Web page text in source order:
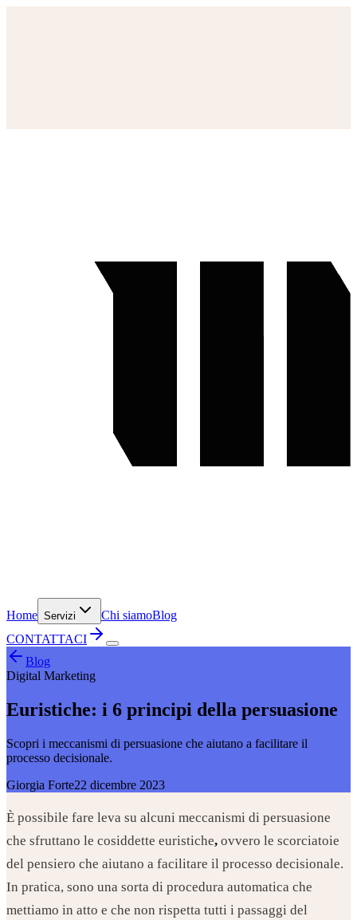
Home Servizi Chi siamoBlog
CONTATTACI
Blog
Digital Marketing
Euristiche: i 6 principi della persuasione
Scopri i meccanismi di persuasione che aiutano a facilitare il
processo decisionale.
Giorgia Forte22 dicembre 2023
È possibile fare leva su alcuni meccanismi di persuasione
che sfruttano le cosiddette euristiche, ovvero le scorciatoie
del pensiero che aiutano a facilitare il processo decisionale.
In pratica, sono una sorta di procedura automatica che
mettiamo in atto e che non rispetta tutti i passaggi del